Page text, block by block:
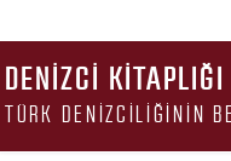
DENIZCI KITAPLIĞI
TÜRK DENIZCILIĞININ